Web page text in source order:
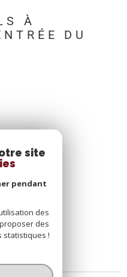
À
DU
site
pendant
des
des
statistiques !